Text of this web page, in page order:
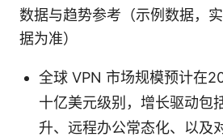
数据与趋势参考（示例数据，
据为准）
全球 VPN 市场规模预计在
十亿美元级别，增长驱动包
升、远程办公常态化、以及